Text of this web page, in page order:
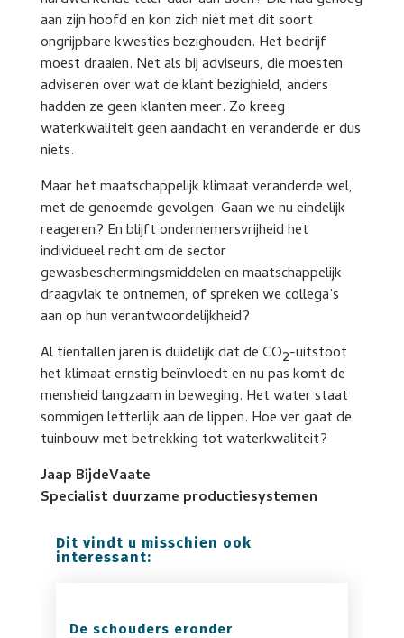
aan zijn hoofd en kon zich niet met dit soort
ongrijpbare kwesties bezighouden. Het bedrijf
moest draaien. Net als bij adviseurs, die moesten
adviseren over wat de klant bezighield, anders
hadden ze geen klanten meer. Zo kreeg
waterkwaliteit geen aandacht en veranderde er dus
niets.
Maar het maatschappelijk klimaat veranderde wel,
met de genoemde gevolgen. Gaan we nu eindelijk
reageren? En blijft ondernemersvrijheid het
individueel recht om de sector
gewasbeschermingsmiddelen en maatschappelijk
draagvlak te ontnemen, of spreken we collega’s
aan op hun verantwoordelijkheid?
Al tientallen jaren is duidelijk dat de CO2-uitstoot
het klimaat ernstig beïnvloedt en nu pas komt de
mensheid langzaam in beweging. Het water staat
sommigen letterlijk aan de lippen. Hoe ver gaat de
tuinbouw met betrekking tot waterkwaliteit?
Jaap BijdeVaate
Specialist duurzame productiesystemen
Dit vindt u misschien ook
interessant:
De schouders eronder